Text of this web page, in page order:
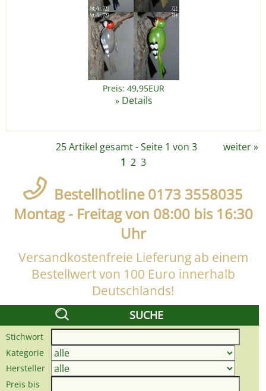
Preis: 49,95EUR
» Details
25 Artikel gesamt - Seite 1 von 3 weiter»
1 2 3
Bestellhotline 0173 3558035
Montag - Freitag von 08:00 bis 16:30
Uhr
Versandkostenfreie Lieferung ab einem
Bestellwert von 100 Euro innerhalb
Deutschlands!
SUCHE
Stichwort
Kategorie
Hersteller
Preis bis